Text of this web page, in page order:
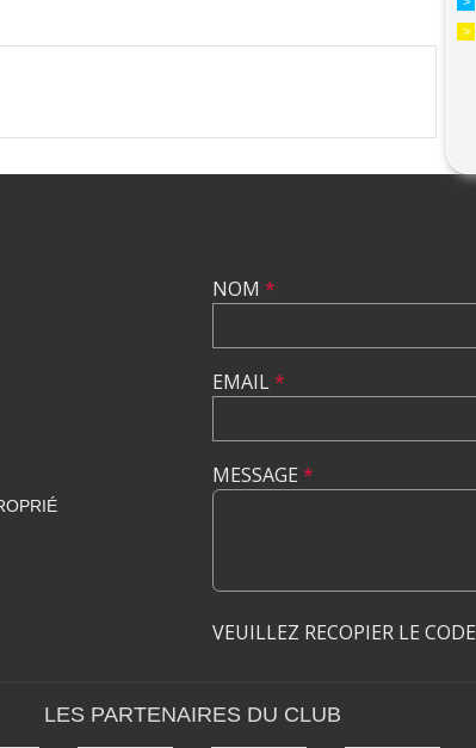
NOM *
EMAIL*
MESSAGE *
VEUILLEZ RECOPIER LE CODE
LES PARTENAIRES DU CLUB